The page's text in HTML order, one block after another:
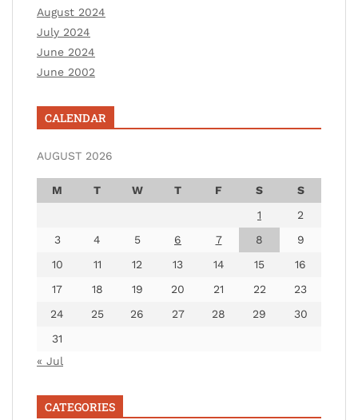
August 2024
July 2024
June 2024
June 2002
CALENDAR
AUGUST 2026
M T W T F S
S
1
2
3
4 5 6 7 8
9
10
11 12 13 14 15
16
17
18 19 20 21 22
23
24
25 26 27 28 29
30
31
« Jul
CATEGORIES